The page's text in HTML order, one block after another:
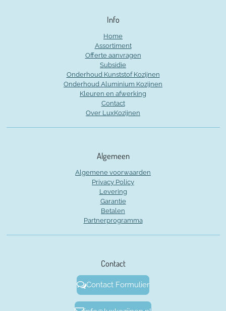
Info
Home
Assortiment
Offerte aanvragen
Subsidie
Onderhoud Kunststof Kozijnen
Onderhoud Aluminium Kozijnen
Kleuren en afwerking
Contact
Over LuxKozijnen
Algemeen
Algemene voorwaarden
Privacy Policy
Levering
Garantie
Betalen
Partnerprogramma
Contact
Contact Formulier